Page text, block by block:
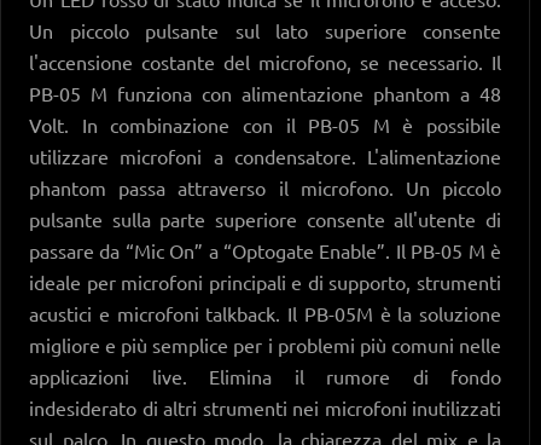
Un piccolo pulsante sul lato superiore consente
l'accensione costante del microfono, se necessario. Il
PB-05 M funziona con alimentazione phantom a 48
Volt. In combinazione con il PB-05 M è possibile
utilizzare microfoni a condensatore. L'alimentazione
phantom passa attraverso il microfono. Un piccolo
pulsante sulla parte superiore consente all'utente di
passare da “Mic On” a “Optogate Enable”. Il PB-05 M è
ideale per microfoni principali e di supporto, strumenti
acustici e microfoni talkback. Il PB-05M è la soluzione
migliore e più semplice per i problemi più comuni nelle
applicazioni live. Elimina il rumore di fondo
indesiderato di altri strumenti nei microfoni inutilizzati
sul palco. In questo modo, la chiarezza del mix e la